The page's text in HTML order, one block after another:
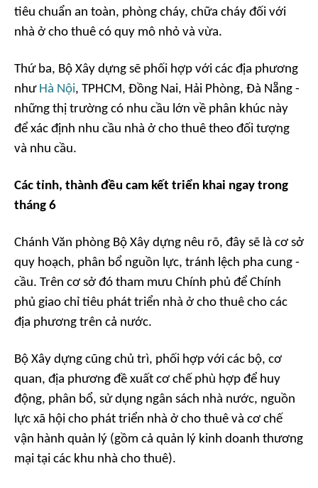
tiêu chuẩn an toàn, phòng cháy, chữa cháy đối với
nhà ở cho thuê có quy mô nhỏ và vừa.
Thứ ba, Bộ Xây dựng sẽ phối hợp với các địa phương
như Hà Nội, TPHCM, Đồng Nai, Hải Phòng, Đà Nẵng -
những thị trường có nhu cầu lớn về phân khúc này
để xác định nhu cầu nhà ở cho thuê theo đối tượng
và nhu cầu.
Các tỉnh, thành đều cam kết triển khai ngay trong
tháng 6
Chánh Văn phòng Bộ Xây dựng nêu rõ, đây sẽ là cơ sở
quy hoạch, phân bổ nguồn lực, tránh lệch pha cung -
cầu. Trên cơ sở đó tham mưu Chính phủ để Chính
phủ giao chỉ tiêu phát triển nhà ở cho thuê cho các
địa phương trên cả nước.
Bộ Xây dựng cũng chủ trì, phối hợp với các bộ, cơ
quan, địa phương đề xuất cơ chế phù hợp để huy
động, phân bổ, sử dụng ngân sách nhà nước, nguồn
lực xã hội cho phát triển nhà ở cho thuê và cơ chế
vận hành quản lý (gồm cả quản lý kinh doanh thương
mại tại các khu nhà cho thuê).